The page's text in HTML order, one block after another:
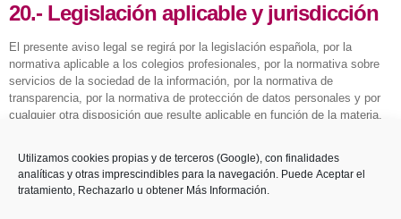
Utilizamos cookies propias y de terceros (Google), con finalidades
analíticas y otras imprescindibles para la navegación. Puede Aceptar el
tratamiento, Rechazarlo u obtener Más Información.
20.- Legislación aplicable y jurisdicción
El presente aviso legal se regirá por la legislación española, por la
normativa aplicable a los colegios profesionales, por la normativa sobre
servicios de la sociedad de la información, por la normativa de
transparencia, por la normativa de protección de datos personales y por
cualquier otra disposición que resulte aplicable en función de la materia.
web, las partes se someterán a los juzgados, tribunales u órganos
administrativos que resulten competentes conforme a la normativa